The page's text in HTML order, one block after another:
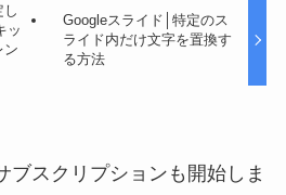
ッ
ン
Googleスライド│特定のス
ライド内だけ文字を置換す
る方法
ブスクリプションも開始しま